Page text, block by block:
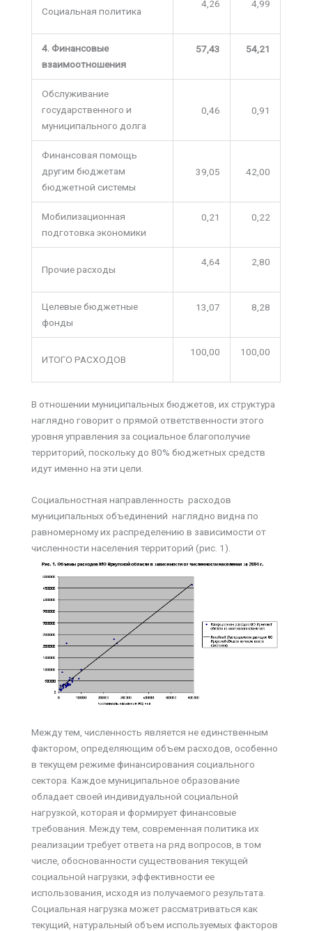
Социальная политика
4,26 4,99
4. Финансовые
взаимоотношения
57,43 54,21
Обслуживание
государственного и
муниципального долга
0,46 0,91
Финансовая помощь
другим бюджетам
бюджетной системы
39,05 42,00
Мобилизационная
подготовка экономики
0,21 0,22
Прочие расходы
4,64 2,80
Целевые бюджетные
фонды
13,07 8,28
ИТОГО РАСХОДОВ
100,00 100,00
В отношении муниципальных бюджетов, их структура
наглядно говорит о прямой ответственности этого
уровня управления за социальное благополучие
территорий, поскольку до 80% бюджетных средств
идут именно на эти цели.
Социальностная направленность расходов
муниципальных объединений наглядно видна по
равномерному их распределению в зависимости от
численности населения территорий (рис. 1).
Между тем, численность является не единственным
фактором, определяющим объем расходов, особенно
в текущем режиме финансирования социального
сектора. Каждое муниципальное образование
обладает своей индивидуальной социальной
нагрузкой, которая и формирует финансовые
требования. Между тем, современная политика их
реализации требует ответа на ряд вопросов, в том
числе, обоснованности существования текущей
социальной нагрузки, эффективности ее
использования, исходя из получаемого результата.
Социальная нагрузка может рассматриваться как
текущий, натуральный объем используемых факторов